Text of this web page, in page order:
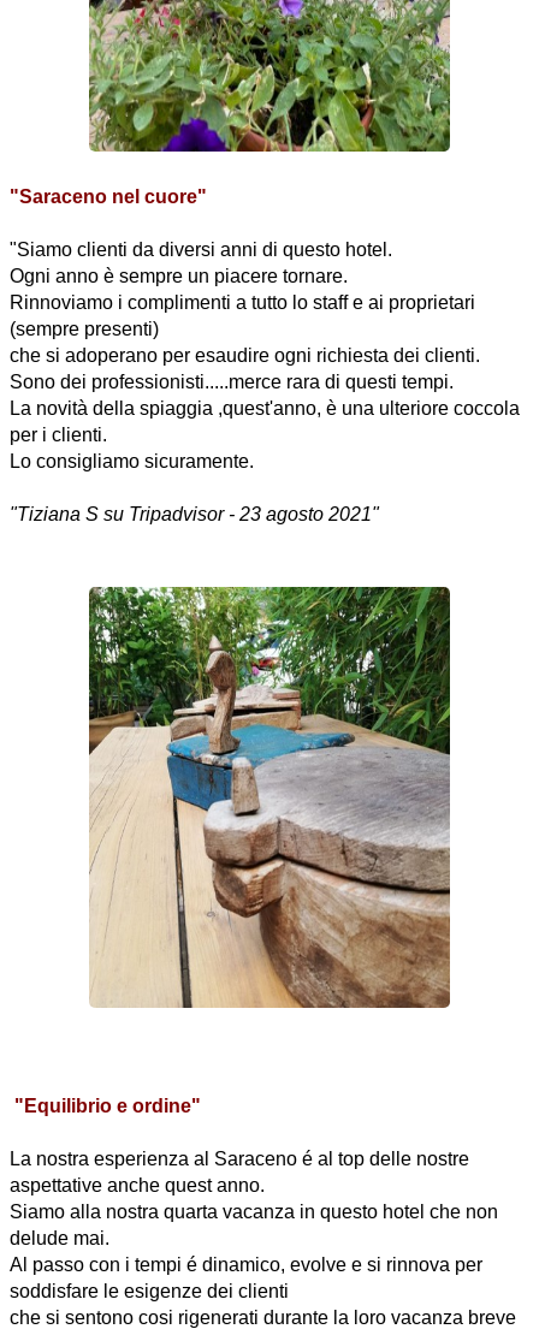
"Saraceno nel cuore"
"Siamo clienti da diversi anni di questo hotel.
Ogni anno è sempre un piacere tornare.
Rinnoviamo i complimenti a tutto lo staff e ai proprietari
(sempre presenti)
che si adoperano per esaudire ogni richiesta dei clienti.
Sono dei professionisti.....merce rara di questi tempi.
La novità della spiaggia ,quest'anno, è una ulteriore coccola
per i clienti.
Lo consigliamo sicuramente.
"Tiziana S su Tripadvisor - 23 agosto 2021"
"Equilibrio e ordine"
La nostra esperienza al Saraceno é al top delle nostre
aspettative anche quest anno.
Siamo alla nostra quarta vacanza in questo hotel che non
delude mai.
Al passo con i tempi é dinamico, evolve e si rinnova per
soddisfare le esigenze dei clienti
che si sentono cosi rigenerati durante la loro vacanza breve